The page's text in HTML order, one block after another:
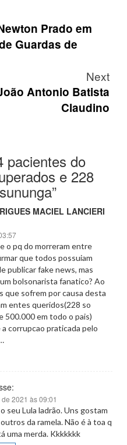
Prado em
Guardas de
Next
Antonio Batista
Claudino
pacientes do
e 228
”
MACIEL LANCIERI
o pq do morreram entre
que todos possuiam
publicar fake news, mas
bolsonarista fanatico? Ao
que sofrem por causa desta
entes queridos(228 so
500.000 em todo o pais)
a corrupcao praticada pelo
2021 às 09:01
seu Lula ladrão. Uns gostam
da ramela. Não é à toa q
uma merda. Kkkkkkk